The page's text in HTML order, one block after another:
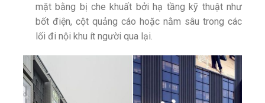
mặt bằng bị che khuất bởi hạ tầng kỹ thuật như
bốt điện, cột quảng cáo hoặc nằm sâu trong các
lối đi nội khu ít người qua lại.